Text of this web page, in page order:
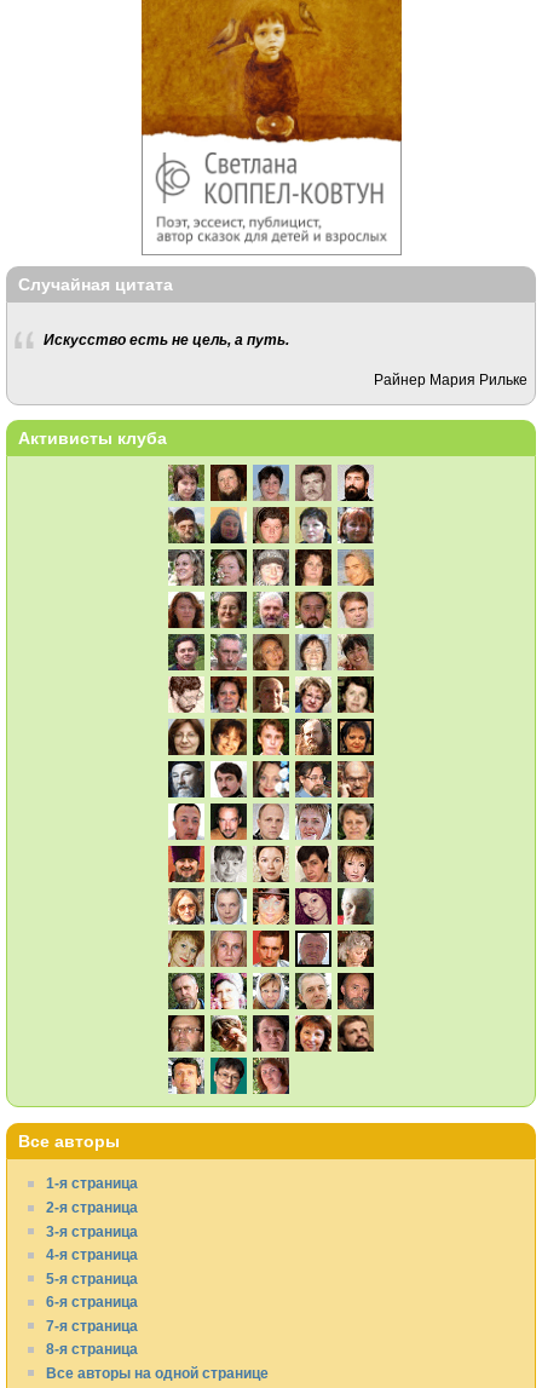
Случайная цитата
Искусство есть не цель, а путь.
Райнер Мария Рильке
Активисты клуба
Все авторы
1-я страница
2-я страница
3-я страница
4-я страница
5-я страница
6-я страница
7-я страница
8-я страница
Все авторы на одной странице